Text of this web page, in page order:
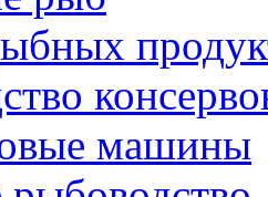
машины